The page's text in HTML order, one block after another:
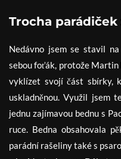
Trocha
Nedávno jsem se stavil
sebou foťák, protože
vyklízet svojí část sbírky,
uskladněnou. Využil jsem
jednu zajímavou bednu s
ruce. Bedna obsahovala
parádní rašeliny také s